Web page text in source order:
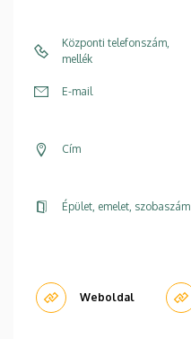
Központi telefonszám,
mellék
E-mail
Cím
Épület, emelet, szobaszám
Weboldal